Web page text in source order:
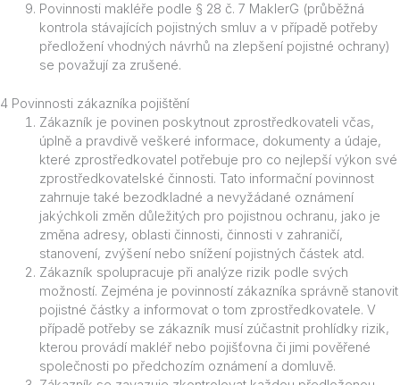
Povinnosti makléře podle § 28 č. 7 MaklerG (průběžná
kontrola stávajících pojistných smluv a v případě potřeby
předložení vhodných návrhů na zlepšení pojistné ochrany)
se považují za zrušené.
4 Povinnosti zákazníka pojištění
Zákazník je povinen poskytnout zprostředkovateli včas,
úplně a pravdivě veškeré informace, dokumenty a údaje,
které zprostředkovatel potřebuje pro co nejlepší výkon své
zprostředkovatelské činnosti. Tato informační povinnost
zahrnuje také bezodkladné a nevyžádané oznámení
jakýchkoli změn důležitých pro pojistnou ochranu, jako je
změna adresy, oblasti činnosti, činnosti v zahraničí,
stanovení, zvýšení nebo snížení pojistných částek atd.
Zákazník spolupracuje při analýze rizik podle svých
možností. Zejména je povinností zákazníka správně stanovit
pojistné částky a informovat o tom zprostředkovatele. V
případě potřeby se zákazník musí zúčastnit prohlídky rizik,
kterou provádí makléř nebo pojišťovna či jimi pověřené
společnosti po předchozím oznámení a domluvě.